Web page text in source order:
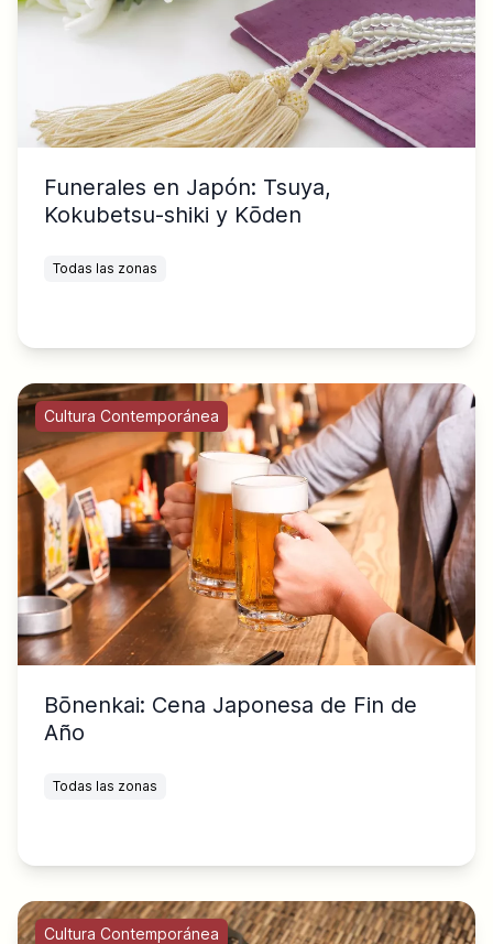
Funerales en Japón: Tsuya,
Kokubetsu-shiki y Kōden
Todas las zonas
Cultura Contemporánea
Bōnenkai: Cena Japonesa de Fin de
Año
Todas las zonas
Cultura Contemporánea